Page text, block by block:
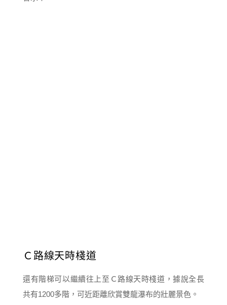
Ｃ路線天時棧道
還有階梯可以繼續往上至Ｃ路線天時棧道，據說全長
共有1200多階，可近距離欣賞雙龍瀑布的壯麗景色。